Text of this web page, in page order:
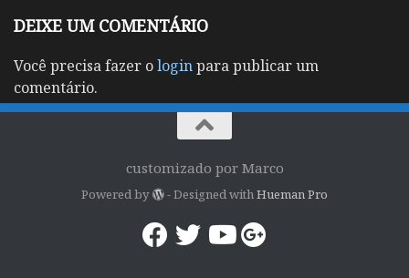
DEIXE UM COMENTÁRIO
Você precisa fazer ologinpara publicar um
comentário.
customizado por Marco
Powered by - Designed withHueman Pro